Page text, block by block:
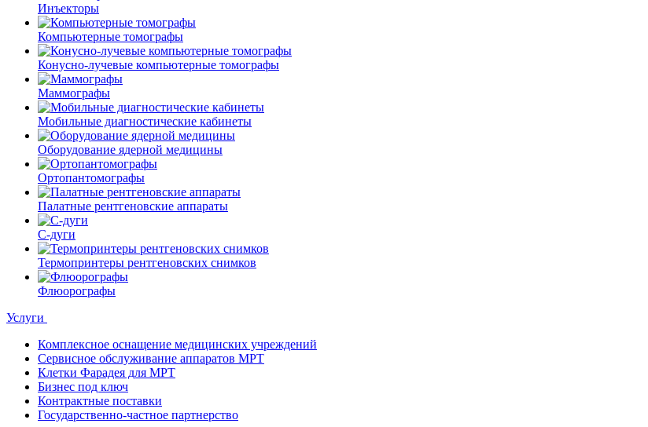
Инъекторы
Компьютерные томографы
Конусно-лучевые компьютерные томографы
Маммографы
Мобильные диагностические кабинеты
Оборудование ядерной медицины
Ортопантомографы
Палатные рентгеновские аппараты
С-дуги
Термопринтеры рентгеновских снимков
Флюорографы
Услуги
Комплексное оснащение медицинских учреждений
Сервисное обслуживание аппаратов МРТ
Клетки Фарадея для МРТ
Бизнес под ключ
Контрактные поставки
Государственно-частное партнерство